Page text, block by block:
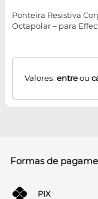
Ponteira Resistiva
Octapolar – para
Valores: entreou
Formas de
PIX